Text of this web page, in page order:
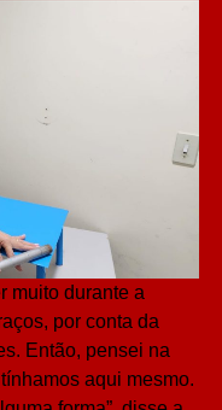
muito durante a
por conta da
Então, pensei na
aqui mesmo.